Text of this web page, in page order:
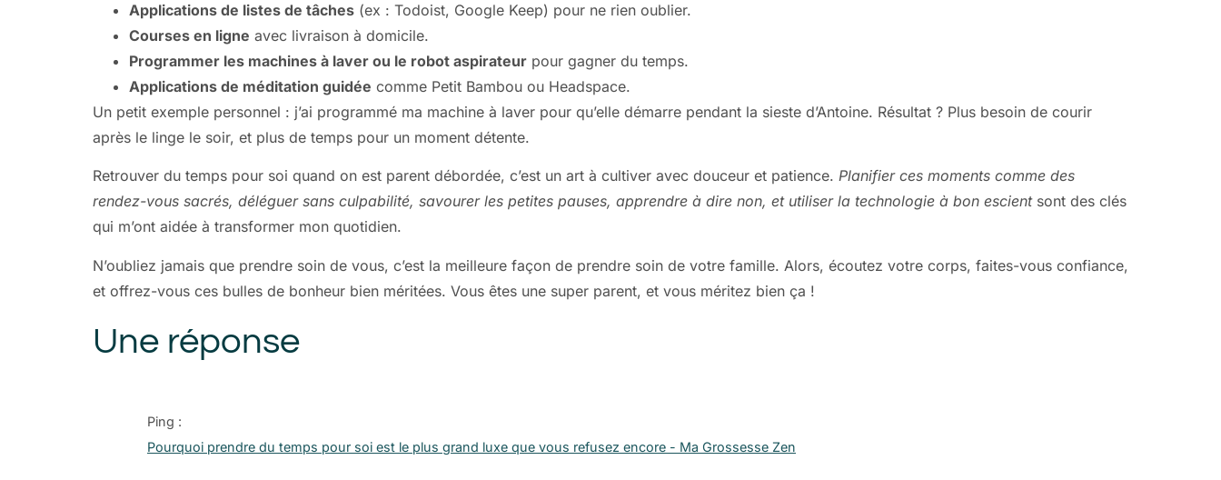
Applications de listes de tâches (ex : Todoist, Google Keep) pour ne rien oublier.
Courses en ligne avec livraison à domicile.
Programmer les machines à laver ou le robot aspirateur pour gagner du temps.
Applications de méditation guidée comme Petit Bambou ou Headspace.
Un petit exemple personnel : j’ai programmé ma machine à laver pour qu’elle démarre pendant la sieste d’Antoine. Résultat ? Plus besoin de courir
après le linge le soir, et plus de temps pour un moment détente.
Retrouver du temps pour soi quand on est parent débordée, c’est un art à cultiver avec douceur et patience. Planifier ces moments comme des
rendez-vous sacrés, déléguer sans culpabilité, savourer les petites pauses, apprendre à dire non, et utiliser la technologie à bon escientsont des clés
qui m’ont aidée à transformer mon quotidien.
N’oubliez jamais que prendre soin de vous, c’est la meilleure façon de prendre soin de votre famille. Alors, écoutez votre corps, faites-vous confiance,
et offrez-vous ces bulles de bonheur bien méritées. Vous êtes une super parent, et vous méritez bien ça !
Une réponse
Ping :
Pourquoi prendre du temps pour soi est le plus grand luxe que vous refusez encore - Ma Grossesse Zen